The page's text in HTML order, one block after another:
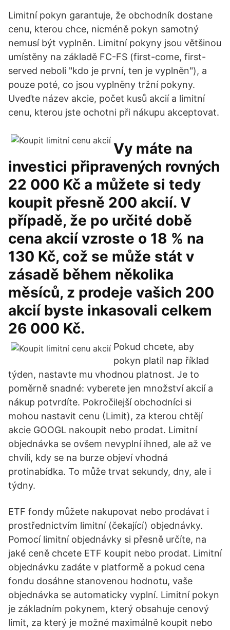
Limitní pokyn garantuje, že obchodník dostane
cenu, kterou chce, nicméně pokyn samotný
nemusí být vyplněn. Limitní pokyny jsou většinou
umístěny na základě FC-FS (first-come, first-
served neboli "kdo je první, ten je vyplněn"), a
pouze poté, co jsou vyplněny tržní pokyny.
Uveďte název akcie, počet kusů akcií a limitní
cenu, kterou jste ochotni při nákupu akceptovat.
Vy máte na
investici připravených rovných
22 000 Kč a můžete si tedy
koupit přesně 200 akcií. V
případě, že po určité době
cena akcií vzroste o 18 % na
130 Kč, což se může stát v
zásadě během několika
měsíců, z prodeje vašich 200
akcií byste inkasovali celkem
26 000 Kč.
Pokud chcete, aby
pokyn platil nap říklad
týden, nastavte mu vhodnou platnost. Je to
poměrně snadné: vyberete jen množství akcií a
nákup potvrdíte. Pokročilejší obchodníci si
mohou nastavit cenu (Limit), za kterou chtějí
akcie GOOGL nakoupit nebo prodat. Limitní
objednávka se ovšem nevyplní ihned, ale až ve
chvíli, kdy se na burze objeví vhodná
protinabídka. To může trvat sekundy, dny, ale i
týdny.
ETF fondy můžete nakupovat nebo prodávat i
prostřednictvím limitní (čekající) objednávky.
Pomocí limitní objednávky si přesně určíte, na
jaké ceně chcete ETF koupit nebo prodat. Limitní
objednávku zadáte v platformě a pokud cena
fondu dosáhne stanovenou hodnotu, vaše
objednávka se automaticky vyplní. Limitní pokyn
je základním pokynem, který obsahuje cenový
limit, za který je možné maximálně koupit nebo